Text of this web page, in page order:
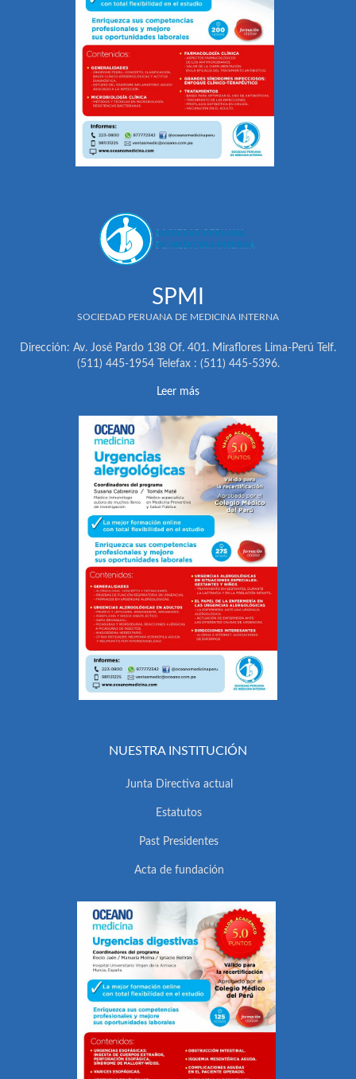
SPMI
SOCIEDAD PERUANA DE MEDICINA INTERNA
Dirección: Av. José Pardo 138 Of. 401. Miraflores Lima-Perú Telf.
(511) 445-1954 Telefax : (511) 445-5396.
Leer más
NUESTRA INSTITUCIÓN
Junta Directiva actual
Estatutos
Past Presidentes
Acta de fundación